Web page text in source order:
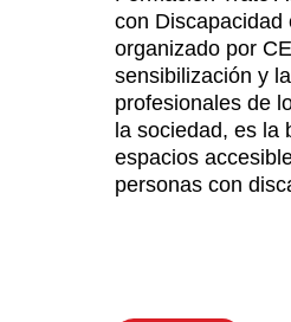
con Discapacidad
organizado por
sensibilización y
profesionales de
la sociedad, es la
espacios
personas con